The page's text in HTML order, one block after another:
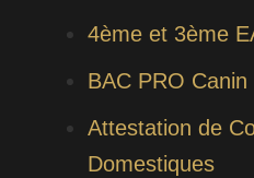
4ème et 3ème
BAC PRO
Attestation de
Domestiques